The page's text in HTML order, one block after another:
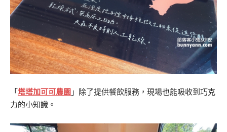
「 塔塔加可可農園 」除了提供餐飲服務，現場也能吸收到巧克
力的小知識。